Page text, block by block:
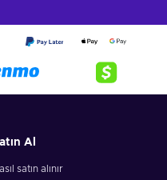
Al
satın alınır